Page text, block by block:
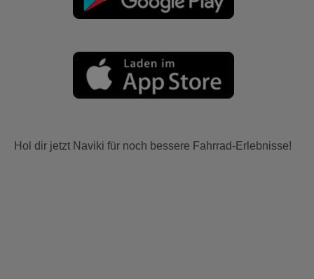
Hol dir jetzt Naviki für noch bessere Fahrrad-Erlebnisse!